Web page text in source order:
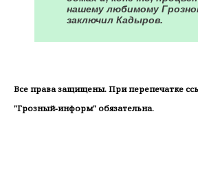
нашему любимому
заключил Кадыров.
Все права защищены. При перепечатке
"Грозный-информ" обязательна.